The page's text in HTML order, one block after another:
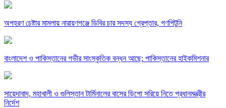
অপহরণ চেষ্টার মামলায় নারায়ণগঞ্জে ডিবির চার সদস্য গ্রেপ্তার, গণপিটুনি
বাংলাদেশ ও পাকিস্তানের গভীর সাংস্কৃতিক বন্ধন আছে: পাকিস্তানের হাইকমিশনার
সায়েদাবাদ, মহাখালী ও গুলিস্তান টার্মিনালের বাসের ডিপো সরিয়ে নিতে প্রধানমন্ত্রীর
নির্দেশ